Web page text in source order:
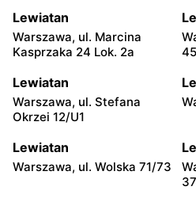
Lewiatan
Warszawa, ul. Marcina
Kasprzaka 24 Lok. 2a
45
Lewiatan
Warszawa, ul. Stefana
Okrzei 12/U1
Lewiatan
Warszawa, ul. Wolska 71/73
37